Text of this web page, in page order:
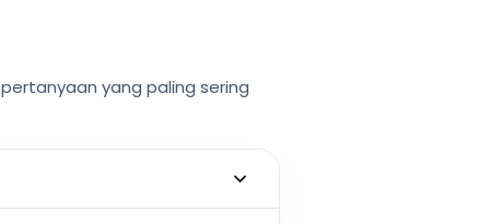
yang paling sering